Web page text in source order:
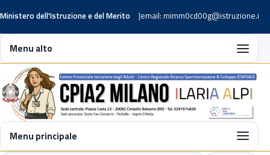
Ministero dell'Istruzione e del Merito email: mimm0cd00g@istruzione.it
Menu alto
Menu principale